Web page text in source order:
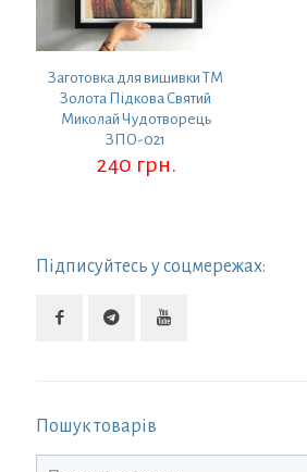
Заготовка для вишивки ТМ
Золота Підкова Святий
Миколай Чудотворець
ЗПО-021
240 грн.
Підписуйтесь у соцмережах:
Пошук товарів